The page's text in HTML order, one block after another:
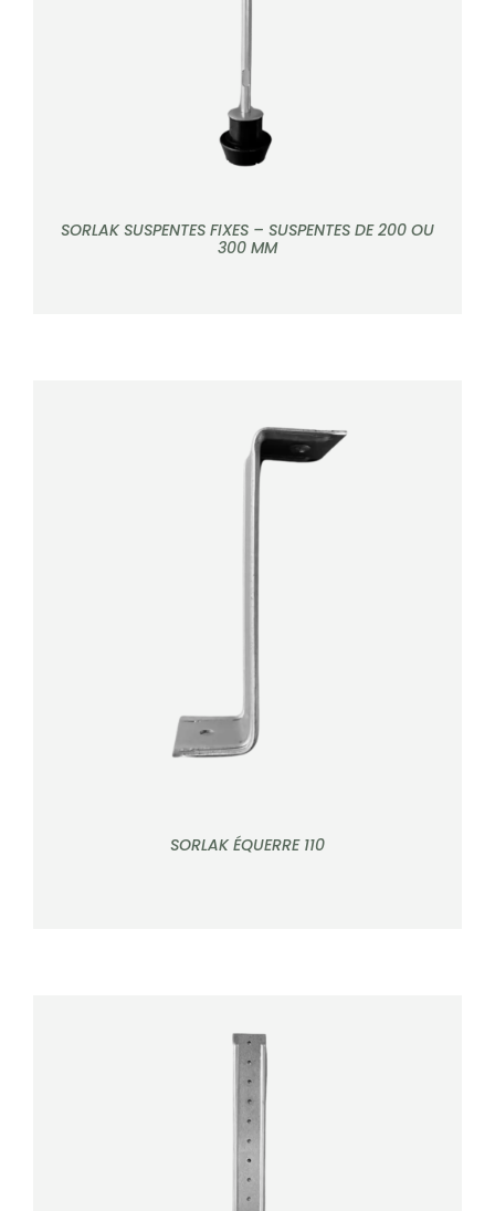
SORLAK SUSPENTES FIXES – SUSPENTES DE 200 OU
300 MM
DÉTAILS
SORLAK ÉQUERRE 110